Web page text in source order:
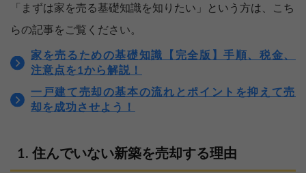
「まずは家を売る基礎知識を知りたい」という方は、こち
らの記事をご覧ください。
家を売るための基礎知識【完全版】手順、税金、
注意点を1から解説！
一戸建て売却の基本の流れとポイントを抑えて売
却を成功させよう！
住んでいない新築を売却する理由